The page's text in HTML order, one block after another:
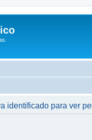
identificado para ver